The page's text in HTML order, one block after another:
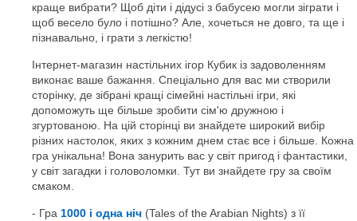
краще вибрати? Щоб діти і дідусі з бабусею могли зіграти і
щоб весело було і потішно? Але, хочеться не довго, та ще і
пізнавально, і грати з легкістю!
Інтернет-магазин настільних ігор Кубик із задоволенням
виконає ваше бажання. Спеціально для вас ми створили
сторінку, де зібрані кращі сімейні настільні ігри, які
допоможуть ще більше зробити сім'ю дружною і
згуртованою. На цій сторінці ви знайдете широкий вибір
різних настолок, яких з кожним днем стає все і більше. Кожна
гра унікальна! Вона занурить вас у світ пригод і фантастики,
у світ загадки і головоломки. Тут ви знайдете гру за своїм
смаком.
Гра 1000 і одна ніч (Tales of the Arabian Nights) з її